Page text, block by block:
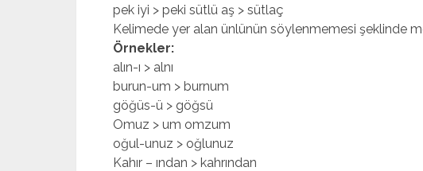
pek iyi > peki sütlü aş > sütlaç
Kelimede yer alan ünlünün söylenmemesi şeklinde
Örnekler:
alın-ı > alnı
burun-um > burnum
göğüs-ü > göğsü
Omuz > um omzum
oğul-unuz > oğlunuz
Kahır – ından > kahrından